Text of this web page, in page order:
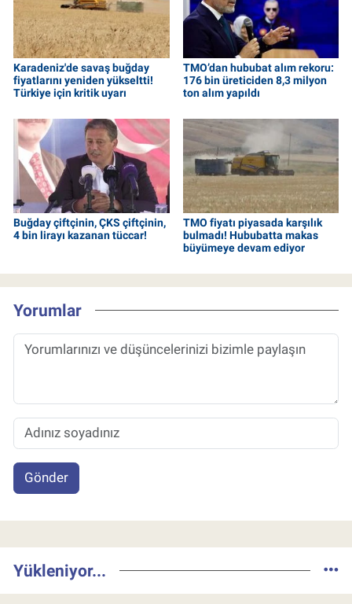
Karadeniz'de savaş buğday
fiyatlarını yeniden yükseltti!
Türkiye için kritik uyarı
TMO’dan hububat alım rekoru:
176 bin üreticiden 8,3 milyon
ton alım yapıldı
Buğday çiftçinin, ÇKS çiftçinin,
4 bin lirayı kazanan tüccar!
TMO fiyatı piyasada karşılık
bulmadı! Hububatta makas
büyümeye devam ediyor
Yorumlar
Gönder
Yükleniyor...